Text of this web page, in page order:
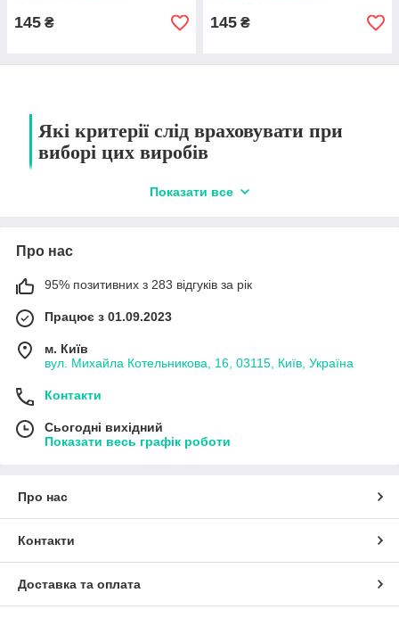
145 ₴ 145 ₴
Які критерії слід враховувати при
виборі цих виробів
Найбільш зручними у використанні є
слиновідсмоктувачі, стінки яких армовані
спеціальним дротом. Вони легко змінюють форму,
що дає можливість дістатися будь-якої точки у
порожнині рота та ефективно видалити рідину.
2
оптимальними.
Показати все
Про нас
95% позитивних з 283 відгуків за рік
Працює з 01.09.2023
м. Київ
вул. Михайла Котельникова, 16, 03115, Київ, Україна
Контакти
Сьогодні вихідний
Показати весь графік роботи
Про нас
Контакти
Доставка та оплата